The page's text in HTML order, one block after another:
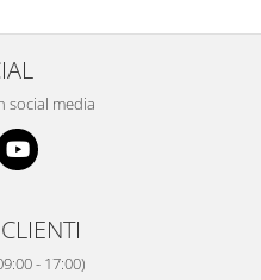
social media
- 17:00)